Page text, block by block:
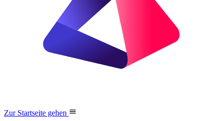
Zur Startseite gehen